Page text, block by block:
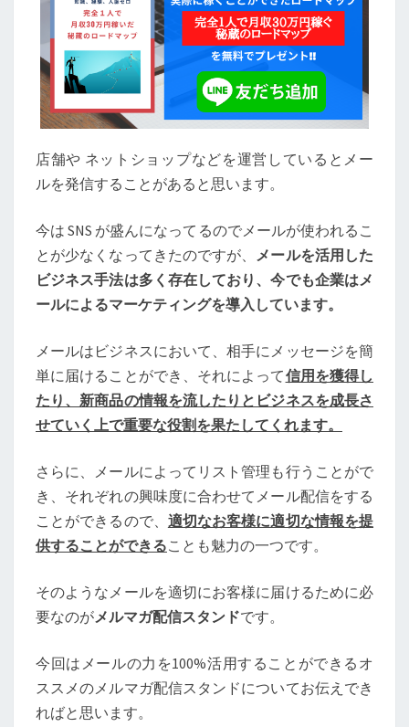
べ
き
オ
ス
ス
メ
メ
ル
マ
ガ
信
ス
タ
ン
ド
選
店舗や ネットショップなどを運営しているとメー
ルを発信することがあると思います。
今は SNS が盛んになってるのでメールが使われるこ
とが少なくなってきたのですが、
メールを活用した
ビジネス手法は多く存在しており、今でも企業はメ
ールによるマーケティングを導入しています。
メールはビジネスにおいて、相手にメッセージを簡
単に届けることができ、それによって信用を獲得し
たり、新商品の情報を流したりとビジネスを成長さ
せていく上で重要な役割を果たしてくれます。
さらに、メールによってリスト管理も行うことがで
き、それぞれの興味度に合わせてメール配信をする
ことができるので、 適切なお客様に適切な情報を提
供することができることも魅力の一つです。
そのようなメールを適切にお客様に届けるために必
要なのがメルマガ配信スタンドです。
今回はメールの力を100%活用することができるオ
ススメのメルマガ配信スタンドについてお伝えでき
ればと思います。